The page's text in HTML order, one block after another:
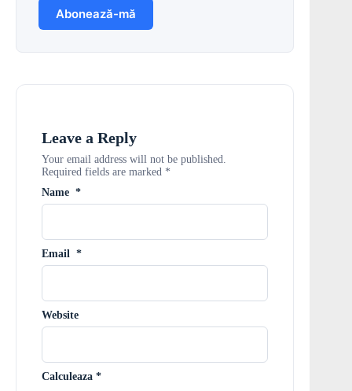
Leave a Reply
Your email address will not be published.
Required fields are marked *
Name *
Email *
Website
Calculeaza *